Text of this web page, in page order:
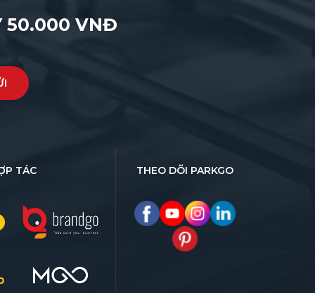
50.000 VNĐ
TÁC THEO DÕI PARKGO